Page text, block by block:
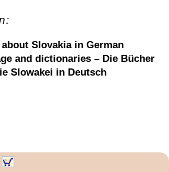
Slovakia in German
and dictionaries – Die Bücher
Slowakei in Deutsch